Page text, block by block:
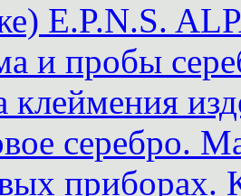
E.P.N.S.
и пробы
клеймения
серебро.
приборах.